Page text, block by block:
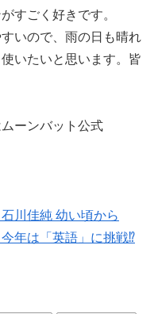
すごく好きです。
いので、雨の日も晴れ
いたいと思います。皆
ーンバット公式
川佳純 幼い頃から
年は「英語」に挑戦⁉